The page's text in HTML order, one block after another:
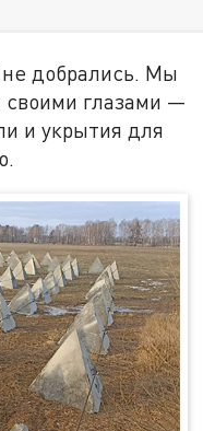
добрались. Мы
глазами —
и укрытия для